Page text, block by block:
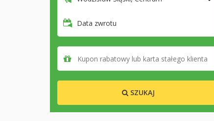
Data zwrotu
SZUKAJ